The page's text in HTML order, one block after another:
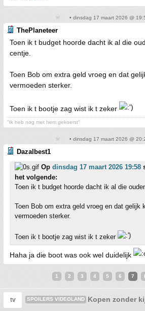
• dinsdag 17 maart 2026 @
ThePlaneteer
Toen ik t budget hoorde dacht ik al die
centje.
Toen Bob om extra geld vroeg en dat
vermoeden sterker.
Toen ik t bootje zag wist ik t zeker
"Ik heb nog met hem gekoerst"
• dinsdag 17 maart 2026 @
Dazalbest1
Op dinsdag 17 maart 2026 19:58
het volgende:
Toen ik t budget hoorde dacht ik al die
Toen Bob om extra geld vroeg en dat gelijk
vermoeden sterker.
Toen ik t bootje zag wist ik t zeker
Haha ja die boot was ook wel duidelijk
1 2 3 4 5 6 7
tv SPOILERS VIDEOLAND Kopen zonder